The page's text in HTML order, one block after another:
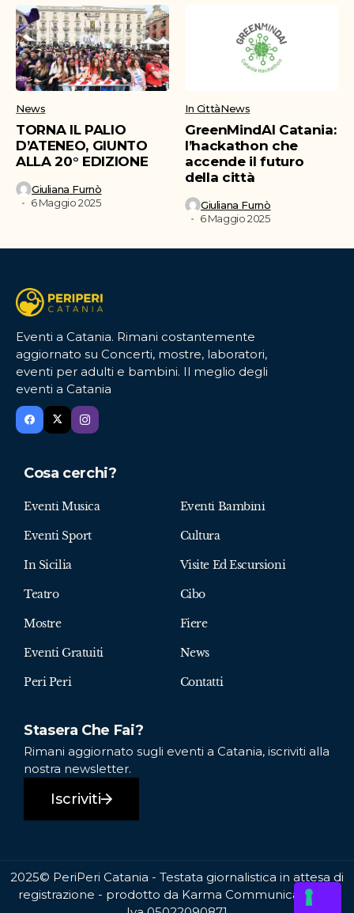
News
TORNA IL PALIO
D’ATENEO, GIUNTO
ALLA 20° EDIZIONE
Giuliana Furnò
6 Maggio 2025
In CittàNews
GreenMindAI Catania:
l’hackathon che
accende il futuro
della città
Giuliana Furnò
6 Maggio 2025
Eventi a Catania. Rimani costantemente
aggiornato su Concerti, mostre, laboratori,
eventi per adulti e bambini. Il meglio degli
eventi a Catania
Cosa cerchi?
Eventi Musica Eventi Bambini
Eventi Sport Cultura
In Sicilia Visite Ed Escursioni
Teatro Cibo
Mostre Fiere
Eventi Gratuiti News
Peri Peri Contatti
Stasera Che Fai?
Rimani aggiornato sugli eventi a Catania, iscriviti alla
nostra newsletter.
Iscriviti
2025© PeriPeri Catania - Testata giornalistica in attesa di
registrazione - prodotto da Karma Communication P.